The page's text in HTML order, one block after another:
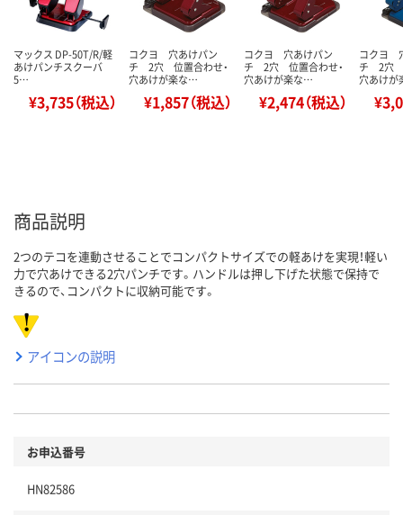
マックス DP-50T/R/軽
あけパンチスクーバ
5…
¥3,735（税込）
コクヨ 穴あけパン
チ 2穴 位置合わせ・
穴あけが楽な…
¥1,857（税込）
コクヨ 穴あけパン
チ 2穴 位置合わせ・
穴あけが楽な…
¥2,474（税込）
コクヨ
チ 2穴
穴あけ
商品説明
2つのテコを連動させることでコンパクトサイズでの軽あけを実現！軽い
力で穴あけできる2穴パンチです。ハンドルは押し下げた状態で保持で
きるので、コンパクトに収納可能です。
アイコンの説明
お申込番号
HN82586